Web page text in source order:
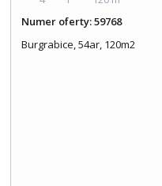
Numer oferty: 59768
Burgrabice, 54ar, 120m2